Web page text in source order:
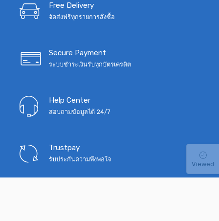
Free Delivery
จัดส่งฟรีทุกรายการสั่งซื้อ
Secure Payment
ระบบชำระเงินรับทุกบัตรเครดิต
Help Center
สอบถามข้อมูลได้ 24/7
Trustpay
รับประกันความพึงพอใจ
Viewed